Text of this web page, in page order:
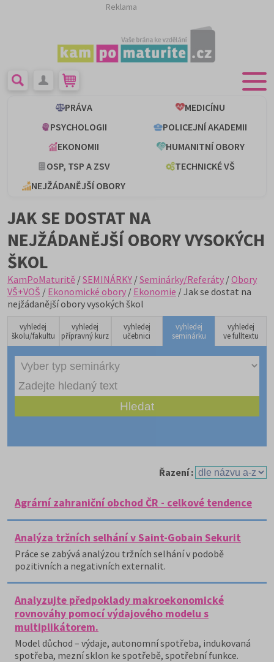
Reklama
PRÁVA
MEDICÍNU
PSYCHOLOGII
POLICEJNÍ AKADEMII
EKONOMII
HUMANITNÍ OBORY
OSP, TSP A ZSV
TECHNICKÉ VŠ
NEJŽÁDANĚJŠÍ OBORY
JAK SE DOSTAT NA
NEJŽÁDANĚJŠÍ OBORY VYSOKÝCH
ŠKOL
KamPoMaturitě /SEMINÁRKY /Seminárky/Referáty /Obory
VŠ+VOŠ / Ekonomické obory / Ekonomie / Jak se dostat na
nejžádanější obory vysokých škol
vyhledej
školu/fakultu
vyhledej
přípravný kurz
vyhledej
učebnici
vyhledej
seminárku
vyhledej
ve fulltextu
Řazení :
Agrární zahraniční obchod ČR - celkové tendence
Analýza tržních selhání v Saint-Gobain Sekurit
Práce se zabývá analýzou tržních selhání v podobě
pozitivních a negativních externalit.
Analyzujte předpoklady makroekonomické
rovnováhy pomocí výdajového modelu s
multiplikátorem.
Model důchod – výdaje, autonomní spotřeba, indukovaná
spotřeba, mezní sklon ke spotřebě, spotřební funkce.